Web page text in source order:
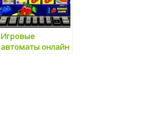
Игровые
автоматы онлайн